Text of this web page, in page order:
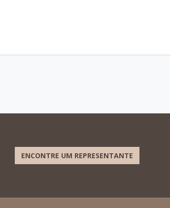
ENCONTRE UM REPRESENTANTE